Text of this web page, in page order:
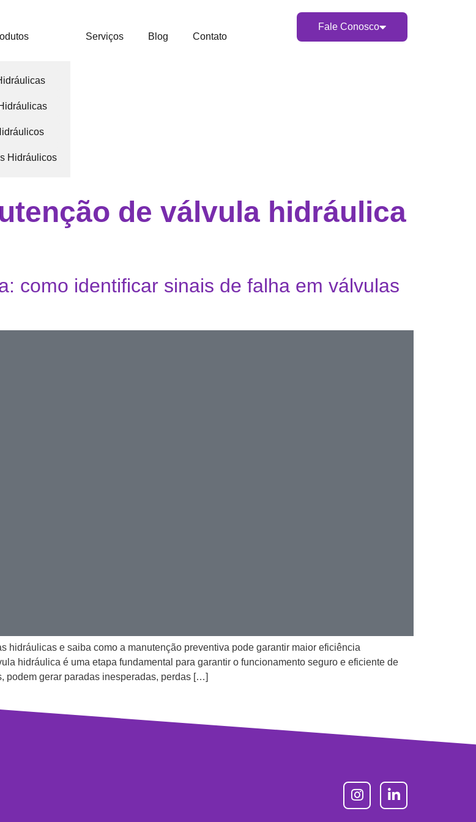
Hidráulicos
Serviços Blog Contato
Fale Conosco
de válvula hidráulica
como identificar sinais de falha em válvulas
hidráulicas e saiba como a manutenção preventiva pode garantir maior eficiência
hidráulica é uma etapa fundamental para garantir o funcionamento seguro e eficiente de
podem gerar paradas inesperadas, perdas […]